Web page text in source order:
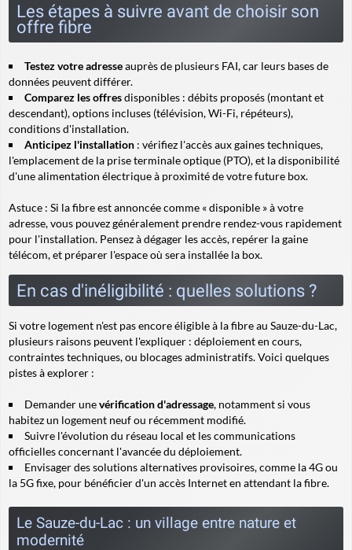
Les étapes à suivre avant de choisir son
offre fibre
Testez votre adresseauprès de plusieurs FAI, car leurs bases de
données peuvent différer.
Comparez les offresdisponibles : débits proposés (montant et
descendant), options incluses (télévision, Wi-Fi, répéteurs),
conditions d'installation.
Anticipez l'installation : vérifiez l'accès aux gaines techniques,
l'emplacement de la prise terminale optique (PTO), et la disponibilité
d'une alimentation électrique à proximité de votre future box.
Astuce : Si la fibre est annoncée comme « disponible » à votre
adresse, vous pouvez généralement prendre rendez-vous rapidement
pour l'installation. Pensez à dégager les accès, repérer la gaine
télécom, et préparer l'espace où sera installée la box.
En cas d'inéligibilité : quelles solutions ?
Si votre logement n'est pas encore éligible à la fibre au Sauze-du-Lac,
plusieurs raisons peuvent l'expliquer : déploiement en cours,
contraintes techniques, ou blocages administratifs. Voici quelques
pistes à explorer :
Demander unevérification d'adressage, notamment si vous
habitez un logement neuf ou récemment modifié.
Suivre l'évolution du réseau local et les communications
officielles concernant l'avancée du déploiement.
Envisager des solutions alternatives provisoires, comme la 4G ou
la 5G fixe, pour bénéficier d'un accès Internet en attendant la fibre.
Le Sauze-du-Lac : un village entre nature et
modernité